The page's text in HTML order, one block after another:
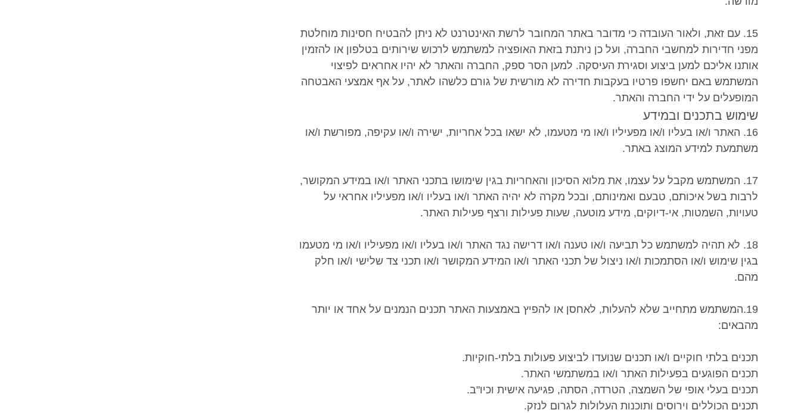
15. עם זאת, ולאור העובדה כי מדובר באתר המחובר לרשת האינטרנט לא ניתן להבטיח חסינות מוחלטת
מפני חדירות למחשבי החברה, ועל כן ניתנת בזאת האופציה למשתמש לרכוש שירותים בטלפון או להזמין
אותנו אליכם למען ביצוע וסגירת העיסקה. למען הסר ספק, החברה והאתר לא יהיו אחראים לפיצוי
המשתמש באם יחשפו פרטיו בעקבות חדירה לא מורשית של גורם כלשהו לאתר, על אף אמצעי האבטחה
המופעלים על ידי החברה והאתר.
שימוש בתכנים ובמידע
16. האתר ו/או בעליו ו/או מפעיליו ו/או מי מטעמו, לא ישאו בכל אחריות, ישירה ו/או עקיפה, מפורשת ו/או
משתמעת למידע המוצג באתר.
17. המשתמש מקבל על עצמו, את מלוא הסיכון והאחריות בגין שימושו בתכני האתר ו/או במידע המקושר,
לרבות בשל איכותם, טבעם ואמינותם, ובכל מקרה לא יהיה האתר ו/או בעליו ו/או מפעיליו אחראי על
טעויות, השמטות, אי-דיוקים, מידע מוטעה, שעות פעילות ורצף פעילות האתר.
18. לא תהיה למשתמש כל תביעה ו/או טענה ו/או דרישה נגד האתר ו/או בעליו ו/או מפעיליו ו/או מי מטעמו
בגין שימוש ו/או הסתמכות ו/או ניצול של תכני האתר ו/או המידע המקושר ו/או תכני צד שלישי ו/או חלק
מהם.
19.המשתמש מתחייב שלא להעלות, לאחסן או להפיץ באמצעות האתר תכנים הנמנים על אחד או יותר
מהבאים:
תכנים בלתי חוקיים ו/או תכנים שנועדו לביצוע פעולות בלתי-חוקיות.
תכנים הפוגעים בפעילות האתר ו/או במשתמשי האתר.
תכנים בעלי אופי של השמצה, הטרדה, הסתה, פגיעה אישית וכיו"ב.
תכנים הכוללים וירוסים ותוכנות העלולות לגרום לנזק.